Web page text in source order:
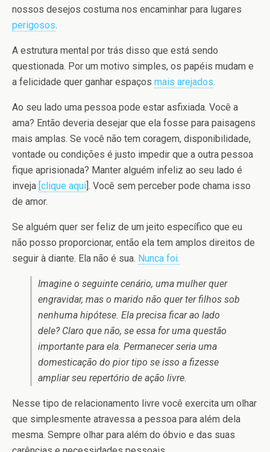
nossos desejos costuma nos encaminhar para lugares
perigosos.
A estrutura mental por trás disso que está sendo
questionada. Por um motivo simples, os papéis mudam e
a felicidade quer ganhar espaços mais arejados.
Ao seu lado uma pessoa pode estar asfixiada. Você a
ama? Então deveria desejar que ela fosse para paisagens
mais amplas. Se você não tem coragem, disponibilidade,
vontade ou condições é justo impedir que a outra pessoa
fique aprisionada? Manter alguém infeliz ao seu lado é
inveja [clique aqui]. Você sem perceber pode chama isso
de amor.
Se alguém quer ser feliz de um jeito específico que eu
não posso proporcionar, então ela tem amplos direitos de
seguir à diante. Ela não é sua. Nunca foi.
Imagine o seguinte cenário, uma mulher quer
engravidar, mas o marido não quer ter filhos sob
nenhuma hipótese. Ela precisa ficar ao lado
dele? Claro que não, se essa for uma questão
importante para ela. Permanecer seria uma
domesticação do pior tipo se isso a fizesse
ampliar seu repertório de ação livre.
Nesse tipo de relacionamento livre você exercita um olhar
que simplesmente atravessa a pessoa para além dela
mesma. Sempre olhar para além do óbvio e das suas